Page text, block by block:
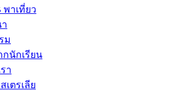
พาเที่ยว
ม
กนักเรียน
า
เตรเลีย